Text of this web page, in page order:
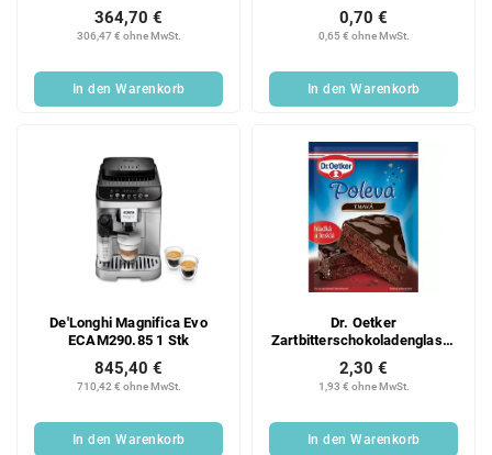
306,47 € ohne MwSt.
364,70 €
In den Warenkorb
0,65 € ohne MwSt.
0,70 €
In den Warenkorb
De'Longhi Magnifica Evo
ECAM290.85 1 Stk
710,42 € ohne MwSt.
845,40 €
In den Warenkorb
Dr. Oetker
Zartbitterschokoladenglasur
100 g
1,93 € ohne MwSt.
2,30 €
In den Warenkorb